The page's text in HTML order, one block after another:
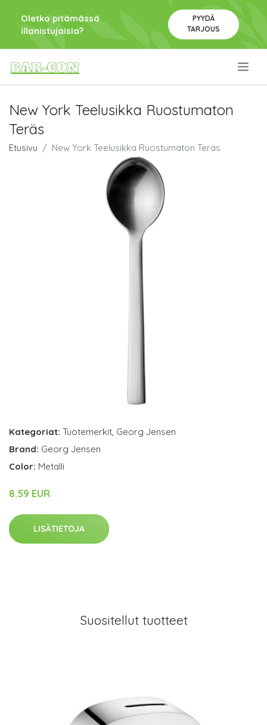
Oletko pitämässä
illanistujaisia?
PYYDÄ
TARJOUS
New York Teelusikka Ruostumaton
Teräs
Etusivu New York Teelusikka Ruostumaton Teräs
Kategoriat: Tuotemerkit, Georg Jensen
Brand: Georg Jensen
Color: Metalli
8.59 EUR
LISÄTIETOJA
Suositellut tuotteet